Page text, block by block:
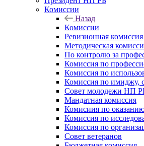
Комиссии
Назад
Комиссии
Ревизионная комиссия
Методическая
По контролю за
Комиссия по
Комиссия по
Комиссия по имиджу,
Совет молодежи НП
Мандатная комиссия
Комисиия по
Комиссия по
Комиссия по
Совет ветеранов